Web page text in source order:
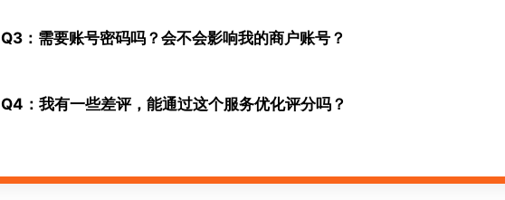
Q3：需要账号密码吗？会不会影响我的商户账号？
Q4：我有一些差评，能通过这个服务优化评分吗？